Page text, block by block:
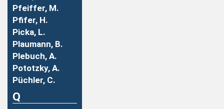
Pfeiffer, M.
Pfifer, H.
Picka, L.
Plaumann, B.
Plebuch, A.
Pototzky, A.
Püchler, C.
Q